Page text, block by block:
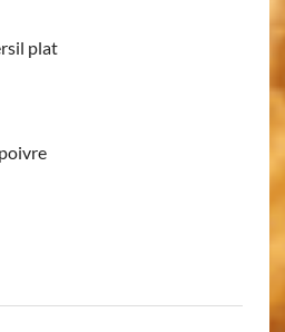
plat
poivre